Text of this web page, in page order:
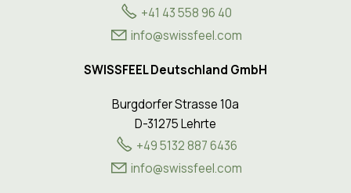
+41 43 558 96 40
nf
swssf lc m
SWISSFEEL Deutschland GmbH
Burgdorfer Strasse 10a
D-31275 Lehrte
+49 5132 887 6436
info@swissfeel.com